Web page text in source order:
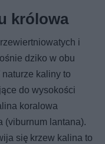
królowa
i
dziko w obu
kaliny to
do wysokości
koralowa
(viburnum lantana).
się krzew kalina to